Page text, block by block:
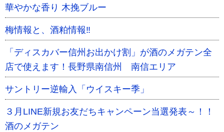
華やかな香り 木挽ブルー
梅情報と、酒粕情報‼
「ディスカバー信州お出かけ割」が酒のメガテン全
店で使えます！長野県南信州 南信エリア
サントリー逆輸入「ウイスキー季」
３月LINE新規お友だちキャンペーン当選発表～！！
酒のメガテン